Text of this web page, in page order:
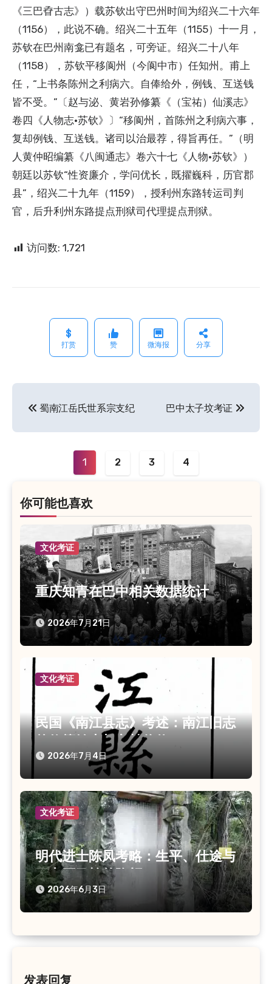
《三巴孴古志》）载苏钦出守巴州时间为绍兴二十六年
（1156），此说不确。绍兴二十五年（1155）十一月，
苏钦在巴州南龛已有题名，可旁证。绍兴二十八年
（1158），苏钦平移阆州（今阆中市）任知州。甫上
任，“上书条陈州之利病六。自俸给外，例钱、互送钱
皆不受。”〔赵与泌、黄岩孙修纂《（宝祐）仙溪志》
卷四《人物志·苏钦》〕“移阆州，首陈州之利病六事，
复却例钱、互送钱。诸司以治最荐，得旨再任。”（明
人黄仲昭编纂《八闽通志》卷六十七《人物·苏钦》）
朝廷以苏钦“性资廉介，学问优长，既擢巍科，历官郡
县”，绍兴二十九年（1159），授利州东路转运司判
官，后升利州东路提点刑狱司代理提点刑狱。
访问数: 1,721
打赏 赞 微海报 分享
文
章
蜀南江岳氏世系宗支纪 巴中太子坟考证
1 2 3 4
你可能也喜欢
文化考证
重庆知青在巴中相关数据统计
2026年7月21日
文化考证
民国《南江县志》考述：南江旧志
的修纂始末与文献价值
2026年7月4日
文化考证
明代进士陈凤考略：生平、仕途与
巴中石马岭竹隐轩
2026年6月3日